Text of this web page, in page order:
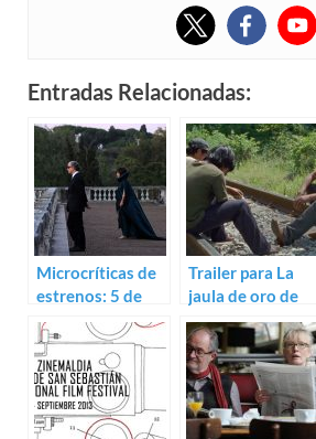
Entradas Relacionadas:
Microcríticas de
estrenos: 5 de
diciembre (2013)
Trailer para La
jaula de oro de
Diego Quemada-
Díez